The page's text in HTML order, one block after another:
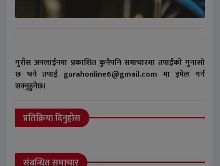
गुराँस अनलाईनमा प्रकाशित कुनैपनि समाचारमा तपाईंको गुनासो
छ भने तपाई gurahonline6@gmail.com मा इमेल गर्न
सक्नुहुनेछ।
प्रतिक्रिया दिनुहोस
संबन्धित समाचार